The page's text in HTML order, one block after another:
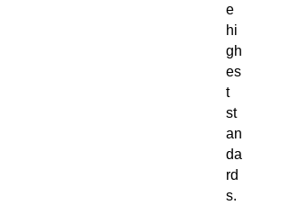
e
hi
gh
es
t
st
an
da
rd
s.